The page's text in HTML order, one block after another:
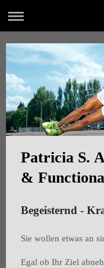
Patricia S.
&
Begeisternd -
Sie wollen etwas an
Egal ob Ihr Ziel